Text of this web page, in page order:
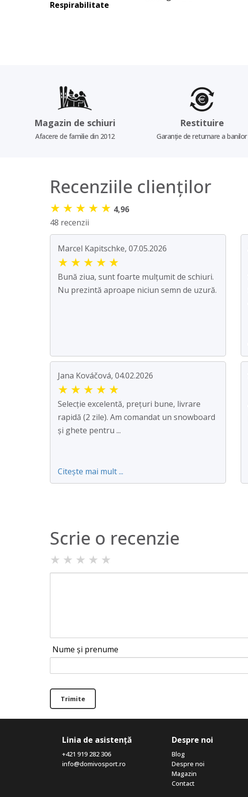
Respirabilitate
Magazin de schiuri
Afacere de familie din 2012
Restituire
Garanție de returnare a banilor
Recenziile clienților
★ ★ ★ ★ ★ 4,96
48 recenzii
Marcel Kapitschke, 07.05.2026
★ ★ ★ ★ ★
Bună ziua, sunt foarte mulțumit de schiuri.
Nu prezintă aproape niciun semn de uzură.
Jana Kováčová, 04.02.2026
★ ★ ★ ★ ★
Selecție excelentă, prețuri bune, livrare
rapidă (2 zile). Am comandat un snowboard
și ghete pentru ...
Citește mai mult ...
Scrie o recenzie
★ ★ ★ ★ ★
Nume și prenume
Trimite
Linia de asistență
+421 919 282 306
info@domivosport.ro
Despre noi
Blog
Despre noi
Magazin
Contact